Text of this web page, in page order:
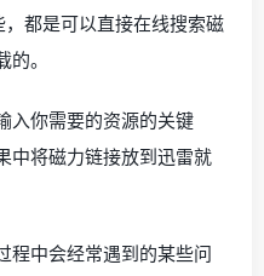
都是可以直接在线搜索磁
。
入你需要的资源的关键
中将磁力链接放到迅雷就
程中会经常遇到的某些问